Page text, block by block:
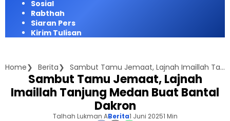
Sosial
Rabthah
Siaran Pers
Kirim Tulisan
Home Berita Sambut Tamu Jemaat, Lajnah Imaillah Tanjung Medan Buat Bantal Dakron
Sambut Tamu Jemaat, Lajnah
Imaillah Tanjung Medan Buat Bantal
Dakron
Talhah Lukman ABerita1 Juni 20251 Min